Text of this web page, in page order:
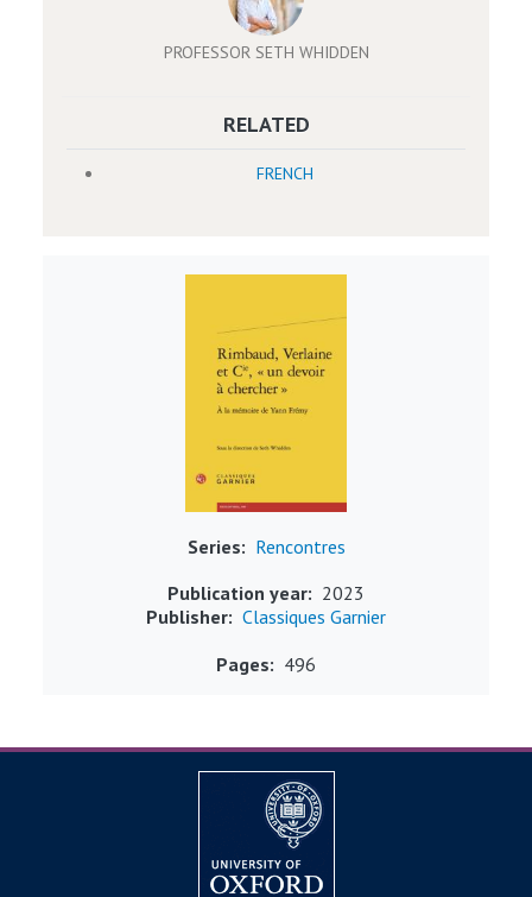
PROFESSOR SETH WHIDDEN
RELATED
FRENCH
Series
Rencontres
Publication year
2023
Publisher Classiques Garnier
Pages
496